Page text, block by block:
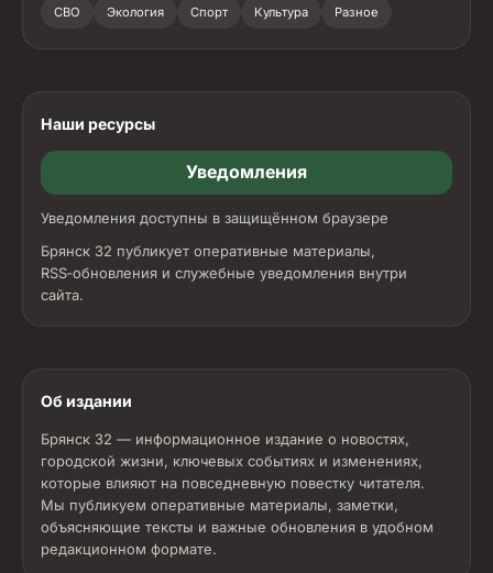
СВО Экология Спорт Культура Разное
Наши ресурсы
Уведомления
Уведомления доступны в защищённом браузере
Брянск 32 публикует оперативные материалы,
RSS‑обновления и служебные уведомления внутри
сайта.
Об издании
Брянск 32 — информационное издание о новостях,
городской жизни, ключевых событиях и изменениях,
которые влияют на повседневную повестку читателя.
Мы публикуем оперативные материалы, заметки,
объясняющие тексты и важные обновления в удобном
редакционном формате.